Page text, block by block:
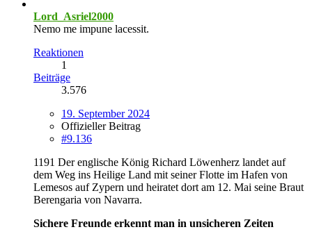
Lord_Asriel2000
Nemo me impune lacessit.
Reaktionen
1
Beiträge
3.576
19. September 2024
Offizieller Beitrag
#9.136
1191 Der englische König Richard Löwenherz landet auf
dem Weg ins Heilige Land mit seiner Flotte im Hafen von
Lemesos auf Zypern und heiratet dort am 12. Mai seine Braut
Berengaria von Navarra.
Sichere Freunde erkennt man in unsicheren Zeiten